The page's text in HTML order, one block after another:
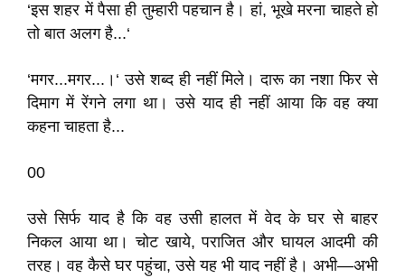
‘इस शहर में पैसा ही तुम्हारी पहचान है। हां, भूखे मरना चाहते हो
तो बात अलग है...‘
‘मगर...मगर...।‘ उसे शब्द ही नहीं मिले। दारू का नशा फिर से
दिमाग में रेंगने लगा था। उसे याद ही नहीं आया कि वह क्या
कहना चाहता है...
00
उसे सिर्फ याद है कि वह उसी हालत में वेद के घर से बाहर
निकल आया था। चोट खाये, पराजित और घायल आदमी की
तरह। वह कैसे घर पहुंचा, उसे यह भी याद नहीं है। अभी—अभी